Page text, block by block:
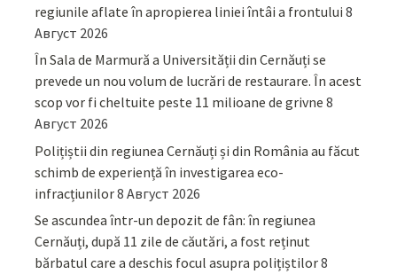
regiunile aflate în apropierea liniei întâi a frontului 8
Август 2026
În Sala de Marmură a Universității din Cernăuți se
prevede un nou volum de lucrări de restaurare. În acest
scop vor fi cheltuite peste 11 milioane de grivne 8
Август 2026
Polițiștii din regiunea Cernăuți și din România au făcut
schimb de experiență în investigarea eco-
infracțiunilor8 Август 2026
Se ascundea într-un depozit de fân: în regiunea
Cernăuți, după 11 zile de căutări, a fost reținut
bărbatul care a deschis focul asupra polițiștilor8